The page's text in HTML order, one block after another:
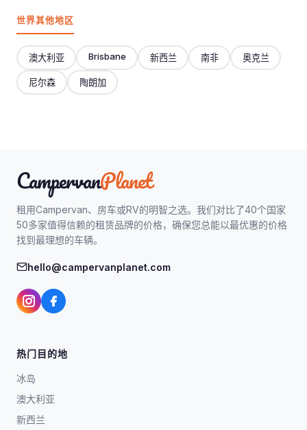
世界其他地区
澳大利亚 Brisbane 新西兰 南非 奥克兰
尼尔森 陶朗加
CampervanPlanet
租用Campervan、房车或RV的明智之选。我们对比了40个国家
50多家值得信赖的租赁品牌的价格，确保您总能以最优惠的价格
找到最理想的车辆。
hello@campervanplanet.com
热门目的地
冰岛
澳大利亚
新西兰